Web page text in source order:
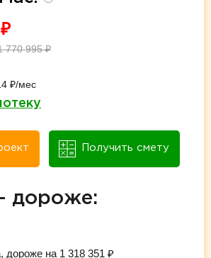
₽
770 995₽
₽/мес
Получить смету
дороже:
дороже на 1 318 351 ₽